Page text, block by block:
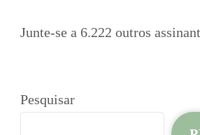
Junte-se a 6.222 outros
Pesquisar